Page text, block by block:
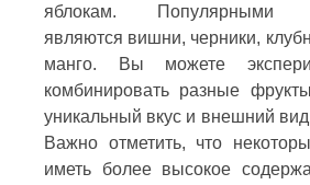
яблокам. Популярными
являются вишни, черники,
манго. Вы можете
комбинировать разные
уникальный вкус и внешний
Важно отметить, что
иметь более высокое